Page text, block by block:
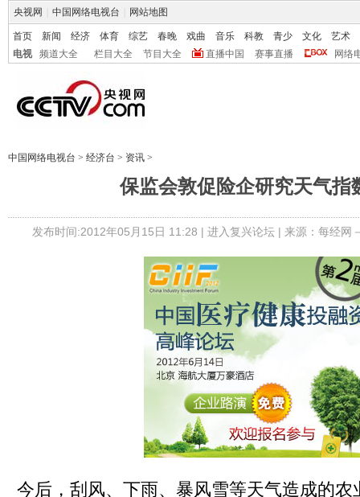
央视网 中国网络电视台 网站地图
首页 新闻 经济 体育 综艺 春晚 戏曲 音乐 科教 青少 文化
艺术
电视
频道大全 栏目大全 节目大全 直播中国 赛事直播 网络
中国网络电视台 > 经济台 > 资讯 >
保监会敦促险企研究天气指
发布时间:2012年05月15日 11:28 | 进入复兴论坛| 来源：每经网
今后，刮风、下雨、暴风雪等天气造成的农